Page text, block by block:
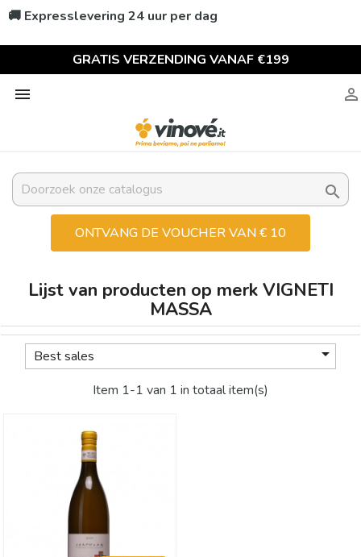
🚚 Expresslevering 24 uur per dag
GRATIS VERZENDING VANAF €199
 

ONTVANG DE VOUCHER VAN € 10
Lijst van producten op merk VIGNETI
MASSA
Best sales 
Item 1-1 van 1 in totaal item(s)